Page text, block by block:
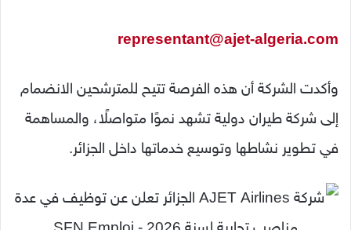
representant@ajet-algeria.com
وأكدت الشركة أن هذه الفرصة تتيح للمترشحين الانضمام
إلى شركة طيران دولية تشهد نموًا متواصلًا، والمساهمة
في تطوير نشاطها وتوسيع خدماتها داخل الجزائر.